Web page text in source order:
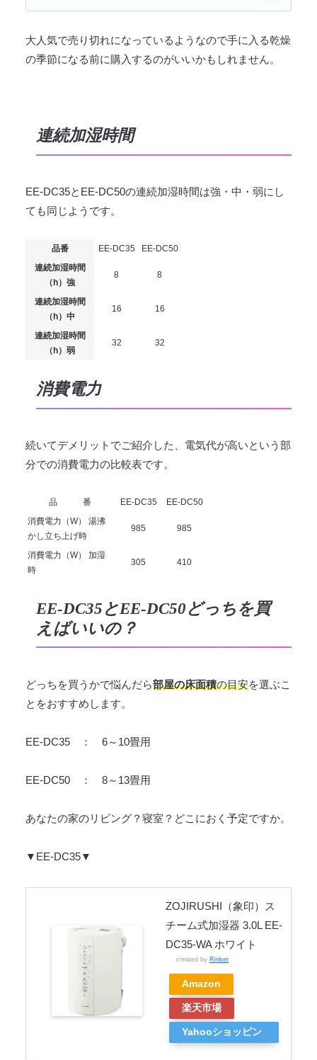
大人気で売り切れになっているようなので手に入る乾燥
の季節になる前に購入するのがいいかもしれません。
連続加湿時間
EE-DC35とEE-DC50の連続加湿時間は強・中・弱にし
ても同じようです。
品番 EE-DC35
EE-DC50
連続加湿時間
（h）強
8 8
連続加湿時間
（h）中
16 16
連続加湿時間
（h）弱
32 32
消費電力
続いてデメリットでご紹介した、電気代が高いという部
分での消費電力の比較表です。
品 番 EE-DC35
EE-DC50
消費電力（W） 湯沸
かし立ち上げ時
985 985
消費電力（W）
加湿
時
305 410
EE-DC35とEE-DC50どっちを買
えばいいの？
どっちを買うかで悩んだら部屋の床面積の目安を選ぶこ
とをおすすめします。
EE-DC35 ： 6～10畳用
EE-DC50 ： 8～13畳用
あなたの家のリビング？寝室？どこにおく予定ですか。
▼EE-DC35▼
ZOJIRUSHI（象印）ス
チーム式加湿器 3.0L EE-
DC35-WA ホワイト
created by Rinker
Amazon
楽天市場
Yahooショッピン